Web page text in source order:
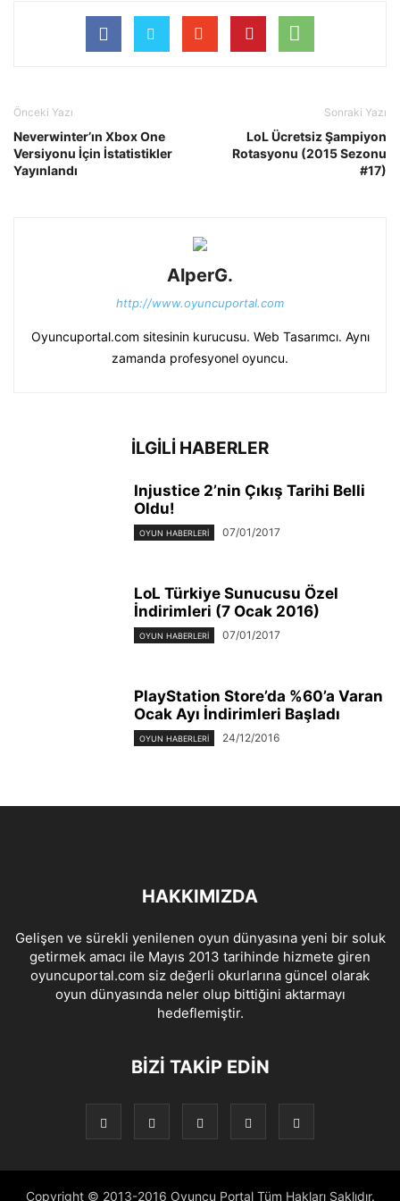
Önceki Yazı
Neverwinter’ın Xbox One
Versiyonu İçin İstatistikler
Yayınlandı
Sonraki Yazı
LoL Ücretsiz Şampiyon
Rotasyonu (2015 Sezonu
#17)
AlperG.
http://www.oyuncuportal.com
Oyuncuportal.com sitesinin kurucusu. Web Tasarımcı. Aynı
zamanda profesyonel oyuncu.
İLGİLİ HABERLER
Injustice 2’nin Çıkış Tarihi Belli
Oldu!
OYUN HABERLERI 07/01/2017
LoL Türkiye Sunucusu Özel
İndirimleri (7 Ocak 2016)
OYUN HABERLERI 07/01/2017
PlayStation Store’da %60’a Varan
Ocak Ayı İndirimleri Başladı
OYUN HABERLERI 24/12/2016
HAKKIMIZDA
Gelişen ve sürekli yenilenen oyun dünyasına yeni bir soluk
getirmek amacı ile Mayıs 2013 tarihinde hizmete giren
oyuncuportal.com siz değerli okurlarına güncel olarak
oyun dünyasında neler olup bittiğini aktarmayı
hedeflemiştir.
BIZI TAKIP EDIN
Copyright © 2013-2016 Oyuncu Portal Tüm Hakları Saklıdır.